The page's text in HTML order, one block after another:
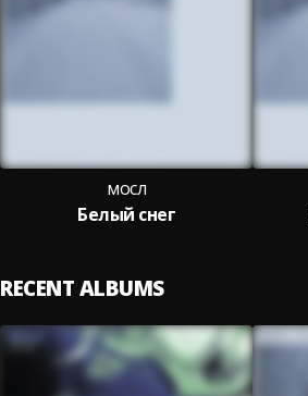
мосл
Белый снег
RECENT ALBUMS